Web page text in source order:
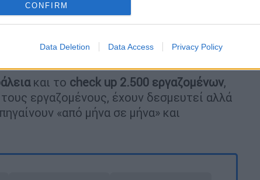
CONFIRM
Data Deletion Data Access Privacy Policy
το ζήτημα με τοανθυγιεινό επίδομα
με αναδρομική ισχύ.
και το check up 2.500 εργαζομένων,
εργαζομένους, έχουν δεσμευτεί αλλά
«από μήνα σε μήνα» και